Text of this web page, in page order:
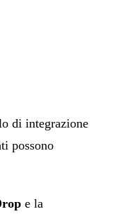
di integrazione
possono
e la